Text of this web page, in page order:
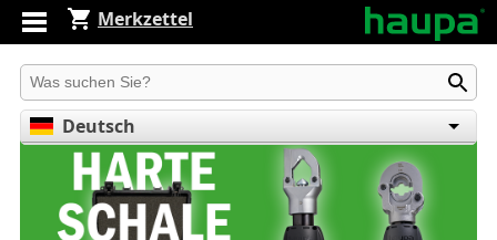
Merkzettel
Produkt suchen
Deutsch
English
Español